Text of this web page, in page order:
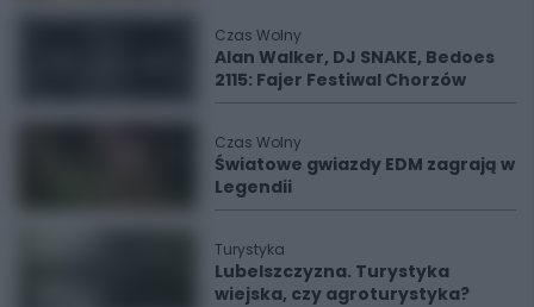
Czas Wolny
Alan Walker, DJ SNAKE, Bedoes
2115: Fajer Festiwal Chorzów
Czas Wolny
Światowe gwiazdy EDM zagrają w
Legendii
Turystyka
Lubelszczyzna. Turystyka
wiejska, czy agroturystyka?